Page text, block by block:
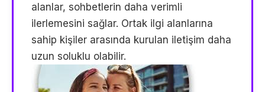
alanlar, sohbetlerin daha verimli
ilerlemesini sağlar. Ortak ilgi alanlarına
sahip kişiler arasında kurulan iletişim daha
uzun soluklu olabilir.